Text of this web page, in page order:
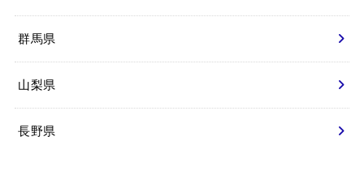
群馬県
山梨県
長野県